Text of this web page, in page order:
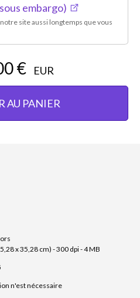
embargo)
site aussi longtemps que vous
€ EUR
AU PANIER
x 35,28 cm) - 300 dpi - 4 MB
n'est nécessaire